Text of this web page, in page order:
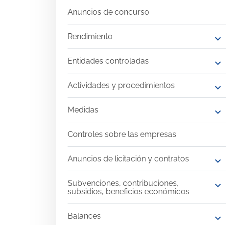
Anuncios de concurso
Rendimiento expand_more
Entidades controladas expand_more
Actividades y procedimientos expand_more
Medidas expand_more
Controles sobre las empresas
Anuncios de licitación y contratos expand_more
Subvenciones, contribuciones,
subsidios, beneficios económicos
expand_more
Balances expand_more